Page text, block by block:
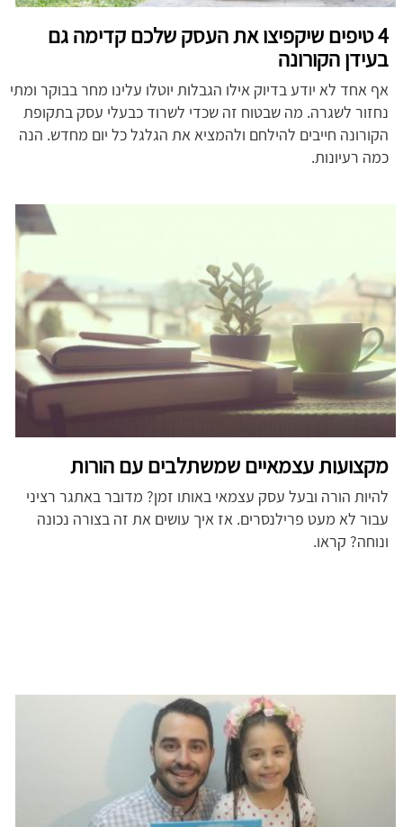
4 טיפים שיקפיצו את העסק שלכם קדימה גם
בעידן הקורונה
אף אחד לא יודע בדיוק אילו הגבלות יוטלו עלינו מחר בבוקר ומתי
נחזור לשגרה. מה שבטוח זה שכדי לשרוד כבעלי עסק בתקופת
הקורונה חייבים להילחם ולהמציא את הגלגל כל יום מחדש. הנה
כמה רעיונות.
מקצועות עצמאיים שמשתלבים עם הורות
להיות הורה ובעל עסק עצמאי באותו זמן? מדובר באתגר רציני
עבור לא מעט פרילנסרים. אז איך עושים את זה בצורה נכונה
ונוחה? קראו.